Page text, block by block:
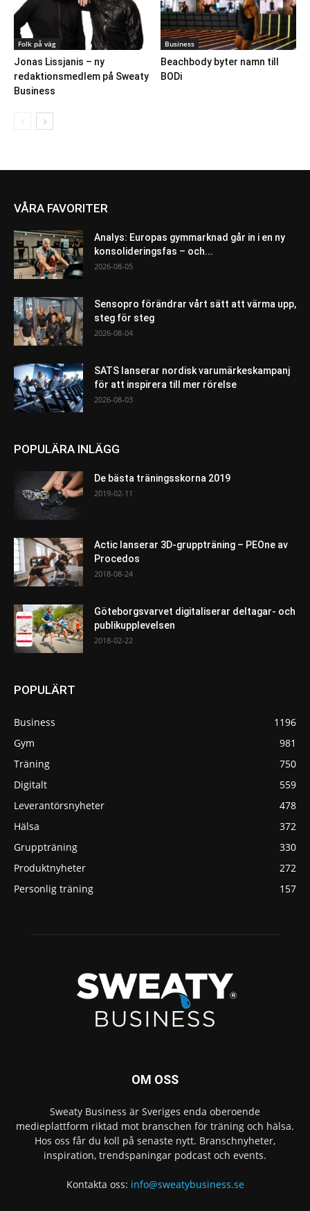
Folk på väg
Jonas Lissjanis – ny
redaktionsmedlem på Sweaty
Business
Business
Beachbody byter namn till
BODi
VÅRA FAVORITER
Analys: Europas gymmarknad går in i en ny
konsolideringsfas – och...
2026-08-05
Sensopro förändrar vårt sätt att värma upp,
steg för steg
2026-08-04
SATS lanserar nordisk varumärkeskampanj
för att inspirera till mer rörelse
2026-08-03
POPULÄRA INLÄGG
De bästa träningsskorna 2019
2019-02-11
Actic lanserar 3D-gruppträning – PEOne av
Procedos
2018-08-24
Göteborgsvarvet digitaliserar deltagar- och
publikupplevelsen
2018-02-22
POPULÄRT
Business
1196
Gym
981
Träning
750
Digitalt
559
Leverantörsnyheter
478
Hälsa
372
Gruppträning
330
Produktnyheter
272
Personlig träning
157
OM OSS
Sweaty Business är Sveriges enda oberoende
medieplattform riktad mot branschen för träning och hälsa.
Hos oss får du koll på senaste nytt. Branschnyheter,
inspiration, trendspaningar podcast och events.
Kontakta oss: info@sweatybusiness.se